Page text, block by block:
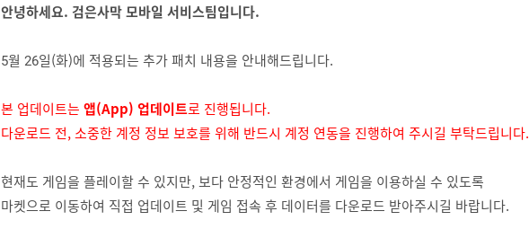
안녕하세요. 검은사막 모바일 서비스팀입니다.
5월 26일(화)에 적용되는 추가 패치 내용을 안내해드립니다.
본 업데이트는 앱(App) 업데이트로 진행됩니다.
다운로드 전, 소중한 계정 정보 보호를 위해 반드시 계정 연동을 진행하여 주시길 부탁드립니다.
현재도 게임을 플레이할 수 있지만, 보다 안정적인 환경에서 게임을 이용하실 수 있도록
마켓으로 이동하여 직접 업데이트 및 게임 접속 후 데이터를 다운로드 받아주시길 바랍니다.